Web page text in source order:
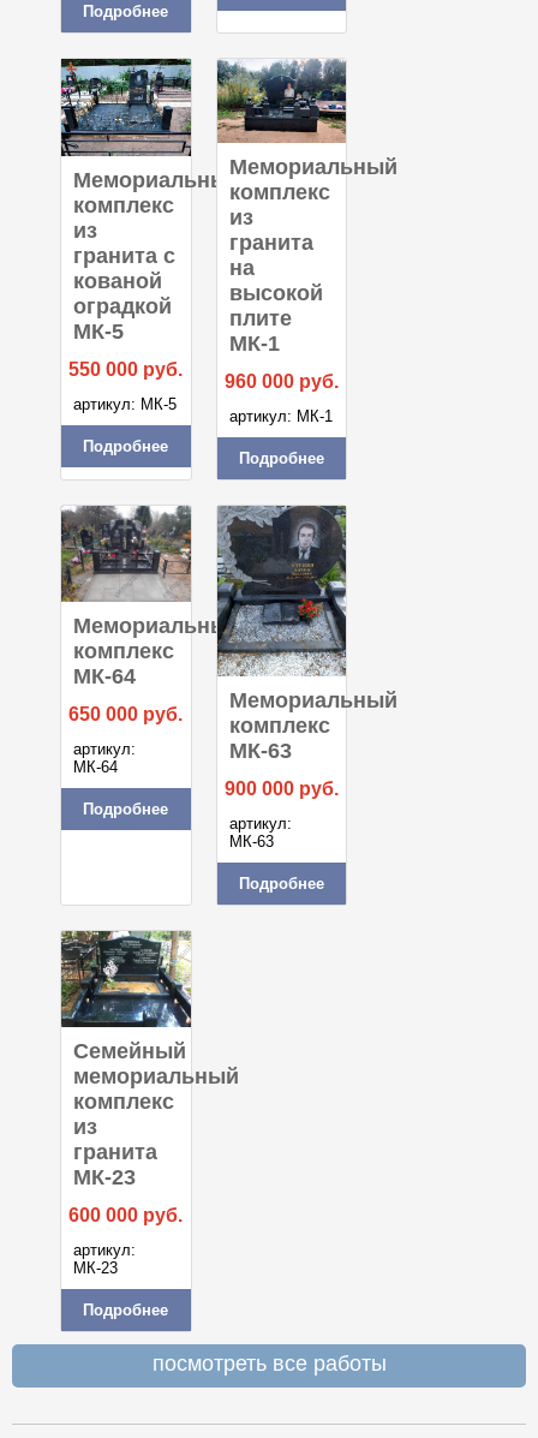
Подробнее
Мемориальный
комплекс
из
гранита с
кованой
оградкой
МК-5
550 000 руб.
артикул: МК-5
Подробнее
Мемориальный
комплекс
из
гранита
на
высокой
плите
МК-1
960 000руб.
артикул: МК-1
Подробнее
Мемориальный
комплекс
МК-64
650 000 руб.
артикул:
МК-64
Подробнее
Мемориальный
комплекс
МК-63
900 000руб.
артикул:
МК-63
Подробнее
Семейный
мемориальный
комплекс
из
гранита
МК-23
600 000 руб.
артикул:
МК-23
Подробнее
посмотреть все работы